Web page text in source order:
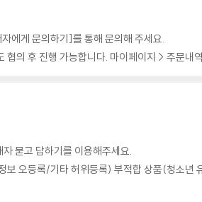
에게 문의하기]를 통해 문의해 주세요.
협의 후 진행 가능합니다. 마이페이지 > 주문
묻고 답하기를 이용해주세요.
오등록/기타 허위등록) 부적합 상품(청소년